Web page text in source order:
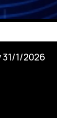
1/2026